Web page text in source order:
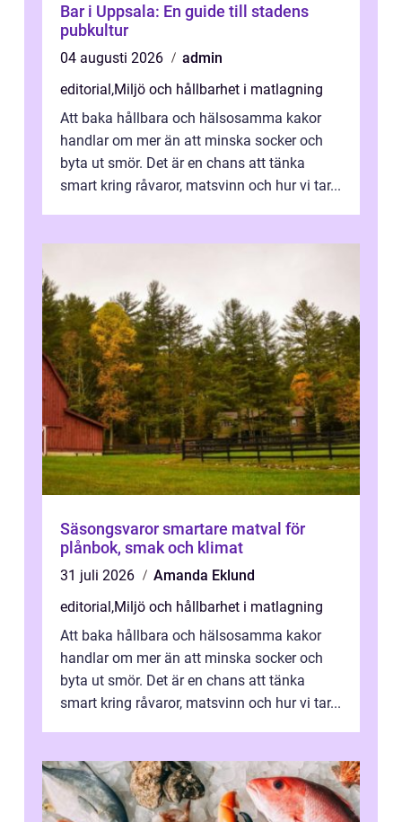
Bar i Uppsala: En guide till stadens
pubkultur
04 augusti 2026
admin
editorial,Miljö och hållbarhet i matlagning
Att baka hållbara och hälsosamma kakor
handlar om mer än att minska socker och
byta ut smör. Det är en chans att tänka
smart kring råvaror, matsvinn och hur vi tar...
Säsongsvaror smartare matval för
plånbok, smak och klimat
31 juli 2026
Amanda Eklund
editorial,Miljö och hållbarhet i matlagning
Att baka hållbara och hälsosamma kakor
handlar om mer än att minska socker och
byta ut smör. Det är en chans att tänka
smart kring råvaror, matsvinn och hur vi tar...